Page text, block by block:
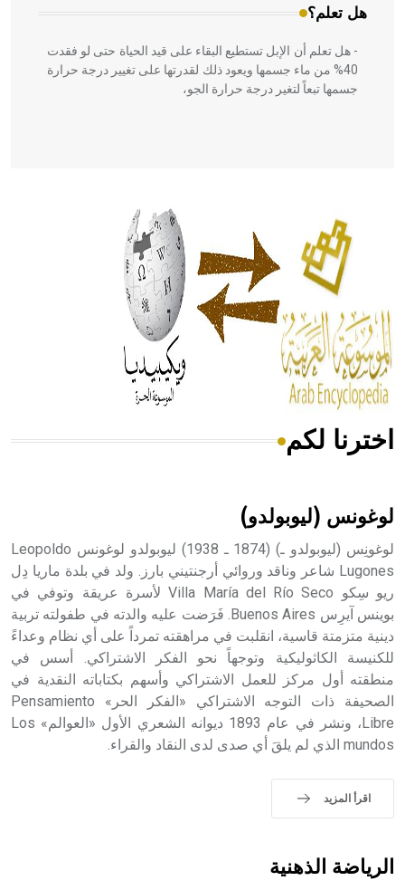
هل تعلم؟
- هل تعلم أن الإبل تستطيع البقاء على قيد الحياة حتى لو فقدت
40% من ماء جسمها ويعود ذلك لقدرتها على تغيير درجة حرارة
جسمها تبعاً لتغير درجة حرارة الجو،
الحكم، الأدلة، تنظيم التغذية، ورسالته في جروح الرأس. ويعود
له الفضل بأنه حرر الطب من الدين والفلسفة.
- هل تعلم أن المرجان إفراز حيواني يتكون في البحر ويتركب
من مادة كربونات الكلسيوم، وهو أحمر أو شديد الحمرة وهو
أجود أنواعه، ويمتاز بكبر الحجم ويسمى الش
هل تعلم أن الأبسيد كلمة فرنسية اللفظ تم اعتمادها مصطلحاً
- هل تعلم أن أبجر Abgar اسم معروف جيداً يعود إلى عدد من
الملوك الذين حكموا مدينة إديسا (الرها) من أبجر الأول وحتى
التاسع، وهم ينتسبون إلى أسرة أوسروين
- هل تعلم أن الأبجدية الكنعانية تتألف من /22/ علامة كتابية
sign تكتب منفصلة غير متصلة، وتعتمد المبدأ الأكوروفوني،
اخترنا لكم
لوغونس (ليوبولدو)
لوغونِس (ليوبولدو ـ) (1874 ـ 1938) ليوبولدو لوغونس Leopoldo
Lugones شاعر وناقد وروائي أرجنتيني بارز. ولد في بلدة ماريا دِل
ريو سِكو Villa María del Río Seco لأسرة عريقة وتوفي في
بوينس آيرِس Buenos Aires. فَرَضت عليه والدته في طفولته تربية
دينية متزمتة قاسية، انقلبت في مراهقته تمرداً على أي نظام وعداءً
للكنيسة الكاثوليكية وتوجهاً نحو الفكر الاشتراكي. أسس في
منطقته أول مركز للعمل الاشتراكي وأسهم بكتاباته النقدية في
الصحيفة ذات التوجه الاشتراكي «الفكر الحر» Pensamiento
Libre، ونشر في عام 1893 ديوانه الشعري الأول «العوالم» Los
mundos الذي لم يلقَ أي صدى لدى النقاد والقراء.
اقرأ المزيد
الرياضة الذهنية